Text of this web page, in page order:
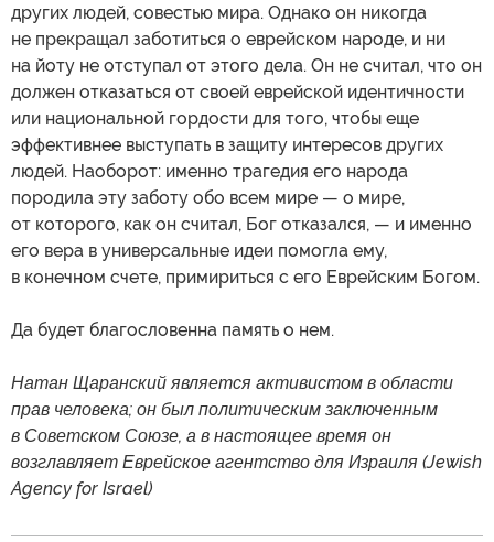
других людей, совестью мира. Однако он никогда
не прекращал заботиться о еврейском народе, и ни
на йоту не отступал от этого дела. Он не считал, что он
должен отказаться от своей еврейской идентичности
или национальной гордости для того, чтобы еще
эффективнее выступать в защиту интересов других
людей. Наоборот: именно трагедия его народа
породила эту заботу обо всем мире — о мире,
от которого, как он считал, Бог отказался, — и именно
его вера в универсальные идеи помогла ему,
в конечном счете, примириться с его Еврейским Богом.
Да будет благословенна память о нем.
Натан Щаранский является активистом в области
прав человека; он был политическим заключенным
в Советском Союзе, а в настоящее время он
возглавляет Еврейское агентство для Израиля (Jewish
Agency for Israel)